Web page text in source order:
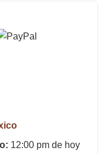
12:00 pm de hoy